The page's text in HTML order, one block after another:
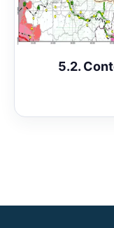
5.2.